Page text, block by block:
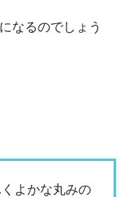
なるのでしょう
よかな丸みの